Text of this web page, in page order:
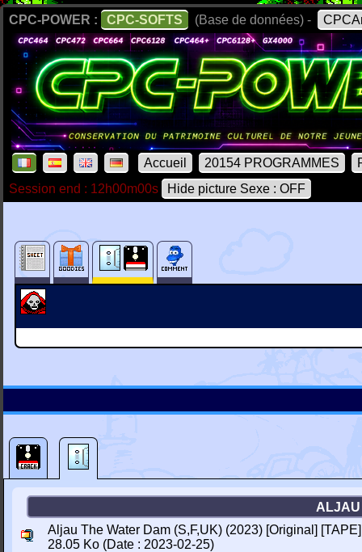
CPC-POWER : CPC-SOFTS (Base de données) -
Accueil 20154 PROGRAMMES
Session end : 12h00m00s
Hide picture Sexe : OFF
ALJAU
Aljau The Water Dam (S,F,UK) (2023) [Original]
28.05 Ko (Date : 2023-02-25)